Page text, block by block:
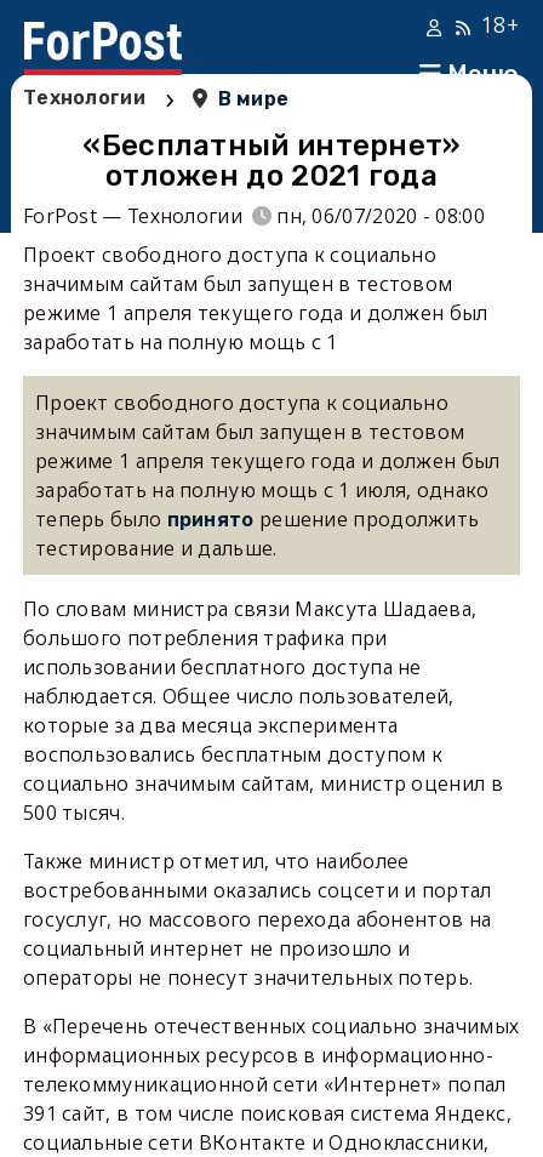
Меню
18+
Технологии › В мире
«Бесплатный интернет»
отложен до 2021 года
ForPost — Технологии
пн, 06/07/2020 - 08:00
Проект свободного доступа к социально
значимым сайтам был запущен в тестовом
режиме 1 апреля текущего года и должен был
заработать на полную мощь с 1
Проект свободного доступа к социально
значимым сайтам был запущен в тестовом
режиме 1 апреля текущего года и должен был
заработать на полную мощь с 1 июля, однако
теперь было принято решение продолжить
тестирование и дальше.
По словам министра связи Максута Шадаева,
большого потребления трафика при
использовании бесплатного доступа не
наблюдается. Общее число пользователей,
которые за два месяца эксперимента
воспользовались бесплатным доступом к
социально значимым сайтам, министр оценил в
500 тысяч.
Также министр отметил, что наиболее
востребованными оказались соцсети и портал
госуслуг, но массового перехода абонентов на
социальный интернет не произошло и
операторы не понесут значительных потерь.
В «Перечень отечественных социально значимых
информационных ресурсов в информационно-
телекоммуникационной сети «Интернет» попал
391 сайт, в том числе поисковая система Яндекс,
социальные сети ВКонтакте и Одноклассники,